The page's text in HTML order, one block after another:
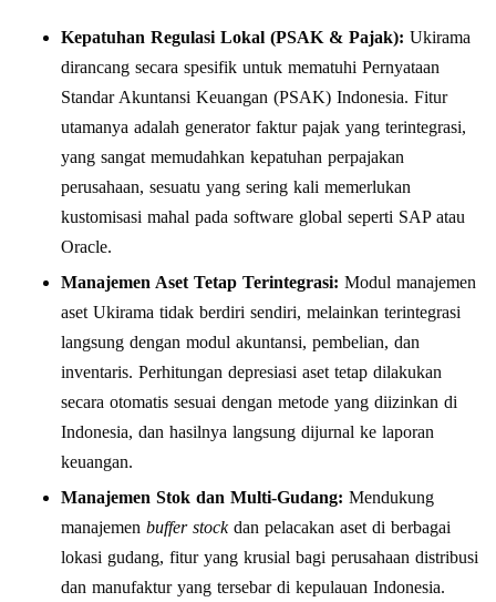
Kepatuhan Regulasi Lokal (PSAK & Pajak): Ukirama
dirancang secara spesifik untuk mematuhi Pernyataan
Standar Akuntansi Keuangan (PSAK) Indonesia. Fitur
utamanya adalah generator faktur pajak yang terintegrasi,
yang sangat memudahkan kepatuhan perpajakan
perusahaan, sesuatu yang sering kali memerlukan
kustomisasi mahal pada software global seperti SAP atau
Oracle.
Manajemen Aset Tetap Terintegrasi: Modul manajemen
aset Ukirama tidak berdiri sendiri, melainkan terintegrasi
langsung dengan modul akuntansi, pembelian, dan
inventaris. Perhitungan depresiasi aset tetap dilakukan
secara otomatis sesuai dengan metode yang diizinkan di
Indonesia, dan hasilnya langsung dijurnal ke laporan
keuangan.
Manajemen Stok dan Multi-Gudang: Mendukung
manajemen buffer stockdan pelacakan aset di berbagai
lokasi gudang, fitur yang krusial bagi perusahaan distribusi
dan manufaktur yang tersebar di kepulauan Indonesia.